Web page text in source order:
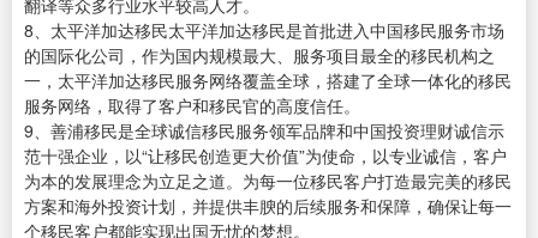
翻译等众多行业水平较高人才。
8、太平洋加达移民太平洋加达移民是首批进入中国移民服务市场
的国际化公司，作为国内规模最大、服务项目最全的移民机构之
一，太平洋加达移民服务网络覆盖全球，搭建了全球一体化的移民
服务网络，取得了客户和移民官的高度信任。
9、善浦移民是全球诚信移民服务领军品牌和中国投资理财诚信示
范十强企业，以“让移民创造更大价值”为使命，以专业诚信，客户
为本的发展理念为立足之道。为每一位移民客户打造最完美的移民
方案和海外投资计划，并提供丰腴的后续服务和保障，确保让每一
个移民客户都能实现出国无忧的梦想。